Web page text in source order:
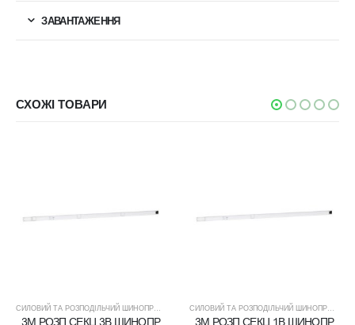
ЗАВАНТАЖЕННЯ
СХОЖІ ТОВАРИ
СИЛОВИЙ ТА РОЗПОДІЛЬЧИЙ ШИНОПРОВІД
3М РОЗП СЕКЦ 3В ШИНОПР
СИЛОВИЙ ТА РОЗПОДІЛЬЧИЙ ШИНОПРОВІД
3М РОЗП СЕКЦ 1В ШИНОПР